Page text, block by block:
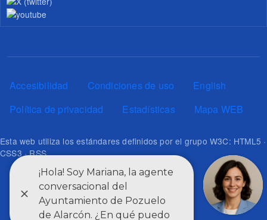
Pie de página
Accesibilidad Condiciones de uso
English
Política de privacidad
Estadísticas Mapa WEB
Esta web utiliza los estándares definidos por el grupo W3C: HTML5 ·
CSS3 · RSS